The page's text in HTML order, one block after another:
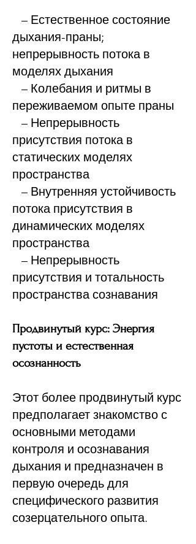
– Естественное состояние
дыхания-праны;
непрерывность потока в
моделях дыхания
– Колебания и ритмы в
переживаемом опыте праны
– Непрерывность
присутствия потока в
статических моделях
пространства
– Внутренняя устойчивость
потока присутствия в
динамических моделях
пространства
– Непрерывность
присутствия и тотальность
пространства сознавания
Продвинутый курс: Энергия
пустоты и естественная
осознанность
Этот более продвинутый курс
предполагает знакомство с
основными методами
контроля и осознавания
дыхания и предназначен в
первую очередь для
специфического развития
созерцательного опыта.